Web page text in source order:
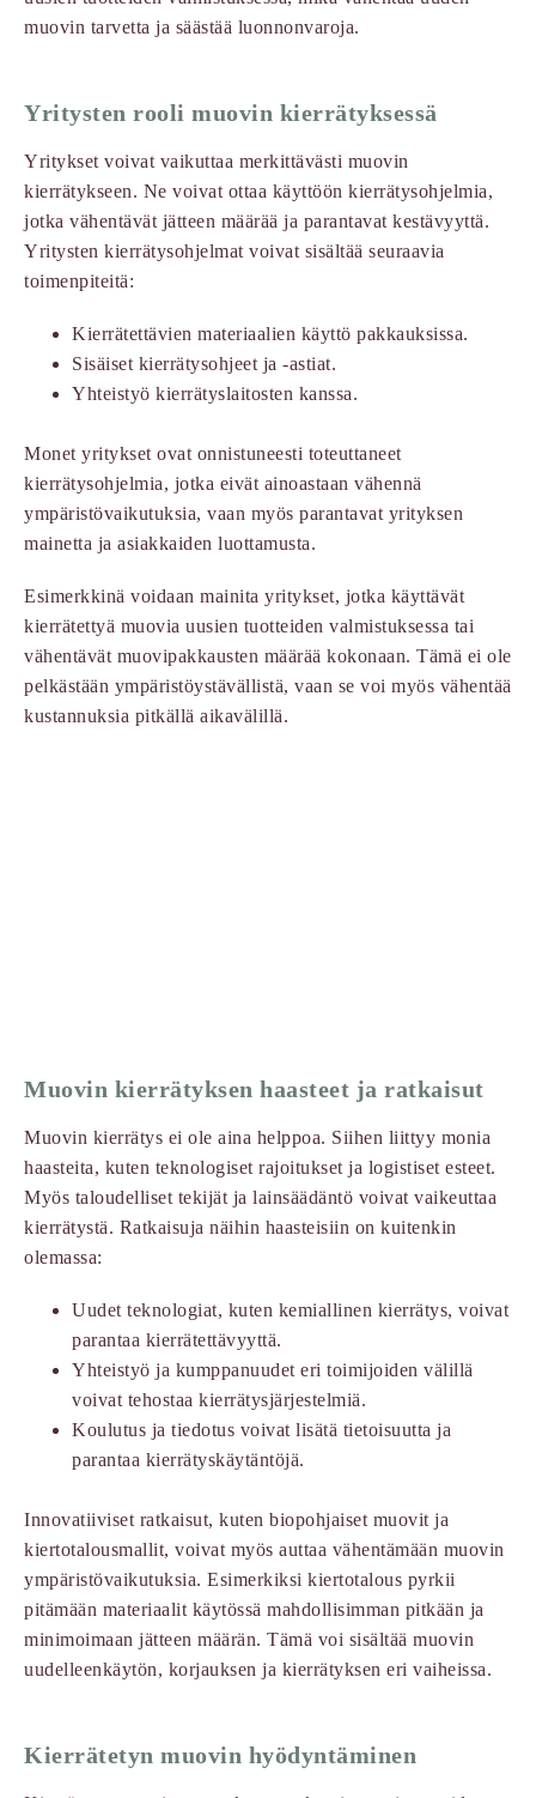
muovin tarvetta ja säästää luonnonvaroja.
Yritysten rooli muovin kierrätyksessä
Yritykset voivat vaikuttaa merkittävästi muovin
kierrätykseen. Ne voivat ottaa käyttöön kierrätysohjelmia,
jotka vähentävät jätteen määrää ja parantavat kestävyyttä.
Yritysten kierrätysohjelmat voivat sisältää seuraavia
toimenpiteitä:
Kierrätettävien materiaalien käyttö pakkauksissa.
Sisäiset kierrätysohjeet ja -astiat.
Yhteistyö kierrätyslaitosten kanssa.
Monet yritykset ovat onnistuneesti toteuttaneet
kierrätysohjelmia, jotka eivät ainoastaan vähennä
ympäristövaikutuksia, vaan myös parantavat yrityksen
mainetta ja asiakkaiden luottamusta.
Esimerkkinä voidaan mainita yritykset, jotka käyttävät
kierrätettyä muovia uusien tuotteiden valmistuksessa tai
vähentävät muovipakkausten määrää kokonaan. Tämä ei ole
pelkästään ympäristöystävällistä, vaan se voi myös vähentää
kustannuksia pitkällä aikavälillä.
Muovin kierrätyksen haasteet ja ratkaisut
Muovin kierrätys ei ole aina helppoa. Siihen liittyy monia
haasteita, kuten teknologiset rajoitukset ja logistiset esteet.
Myös taloudelliset tekijät ja lainsäädäntö voivat vaikeuttaa
kierrätystä. Ratkaisuja näihin haasteisiin on kuitenkin
olemassa:
Uudet teknologiat, kuten kemiallinen kierrätys, voivat
parantaa kierrätettävyyttä.
Yhteistyö ja kumppanuudet eri toimijoiden välillä
voivat tehostaa kierrätysjärjestelmiä.
Koulutus ja tiedotus voivat lisätä tietoisuutta ja
parantaa kierrätyskäytäntöjä.
Innovatiiviset ratkaisut, kuten biopohjaiset muovit ja
kiertotalousmallit, voivat myös auttaa vähentämään muovin
ympäristövaikutuksia. Esimerkiksi kiertotalous pyrkii
pitämään materiaalit käytössä mahdollisimman pitkään ja
minimoimaan jätteen määrän. Tämä voi sisältää muovin
uudelleenkäytön, korjauksen ja kierrätyksen eri vaiheissa.
Kierrätetyn muovin hyödyntäminen